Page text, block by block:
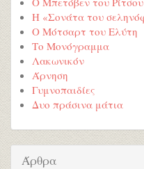
Η «Σονάτα του
Ο Μότσαρτ του Ελύτη
Το Μονόγραμμα
Λακωνικόν
Άρνηση
Γυμνοπαιδίες
Δυο πράσινα μάτια
Άρθρα